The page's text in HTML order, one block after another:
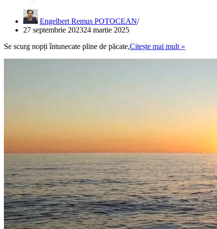
Engelbert Remus POTOCEAN
27 septembrie 202324 martie 2025
Se scurg nopți întunecate pline de păcate,Citește mai mult »